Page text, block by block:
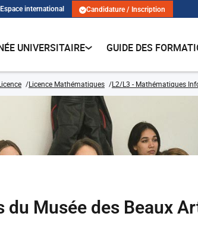
Espace international Candidature / Inscription
UNIVERSITAIRE GUIDE DES
Licence Mathématiques L2/L3 - Mathématiques
du Musée des Beaux